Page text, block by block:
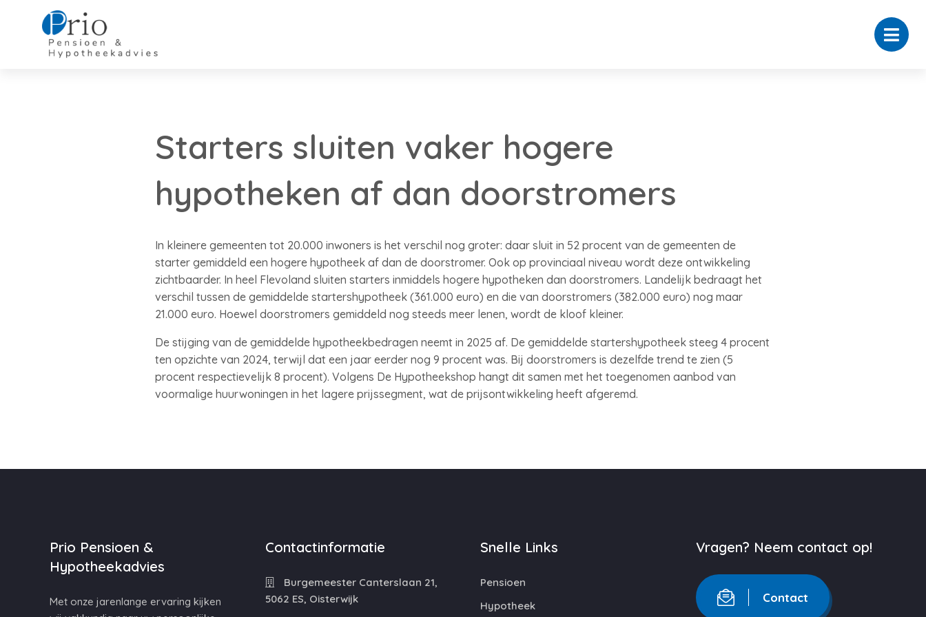
Starters sluiten vaker hogere
hypotheken af dan doorstromers
In kleinere gemeenten tot 20.000 inwoners is het verschil nog groter: daar sluit in 52 procent van de gemeenten de
starter gemiddeld een hogere hypotheek af dan de doorstromer. Ook op provinciaal niveau wordt deze ontwikkeling
zichtbaarder. In heel Flevoland sluiten starters inmiddels hogere hypotheken dan doorstromers. Landelijk bedraagt het
verschil tussen de gemiddelde startershypotheek (361.000 euro) en die van doorstromers (382.000 euro) nog maar
21.000 euro. Hoewel doorstromers gemiddeld nog steeds meer lenen, wordt de kloof kleiner.
De stijging van de gemiddelde hypotheekbedragen neemt in 2025 af. De gemiddelde startershypotheek steeg 4 procent
ten opzichte van 2024, terwijl dat een jaar eerder nog 9 procent was. Bij doorstromers is dezelfde trend te zien (5
procent respectievelijk 8 procent). Volgens De Hypotheekshop hangt dit samen met het toegenomen aanbod van
voormalige huurwoningen in het lagere prijssegment, wat de prijsontwikkeling heeft afgeremd.
Prio Pensioen &
Hypotheekadvies
Met onze jarenlange ervaring kijken
Contactinformatie
Burgemeester Canterslaan 21,
5062 ES, Oisterwijk
Snelle Links
Pensioen
Hypotheek
Vragen? Neem contact op!
Contact